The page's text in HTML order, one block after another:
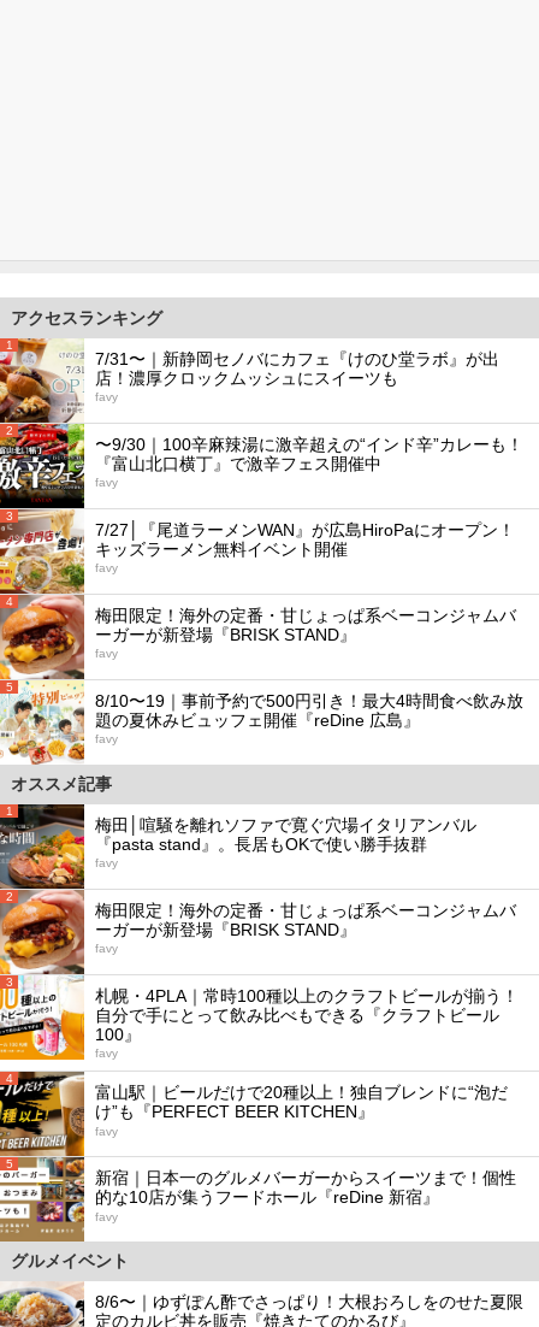
アクセスランキング
1
7/31〜｜新静岡セノバにカフェ『けのひ堂ラボ』が出
店！濃厚クロックムッシュにスイーツも
favy
2
〜9/30｜100辛麻辣湯に激辛超えの“インド辛”カレーも！
『富山北口横丁』で激辛フェス開催中
favy
3
7/27│『尾道ラーメンWAN』が広島HiroPaにオープン！
キッズラーメン無料イベント開催
favy
4
梅田限定！海外の定番・甘じょっぱ系ベーコンジャムバ
ーガーが新登場『BRISK STAND』
favy
5
8/10〜19｜事前予約で500円引き！最大4時間食べ飲み放
題の夏休みビュッフェ開催『reDine 広島』
favy
オススメ記事
1
梅田│喧騒を離れソファで寛ぐ穴場イタリアンバル
『pasta stand』。長居もOKで使い勝手抜群
favy
2
梅田限定！海外の定番・甘じょっぱ系ベーコンジャムバ
ーガーが新登場『BRISK STAND』
favy
3
札幌・4PLA｜常時100種以上のクラフトビールが揃う！
自分で手にとって飲み比べもできる『クラフトビール
100』
favy
4
富山駅｜ビールだけで20種以上！独自ブレンドに“泡だ
け”も『PERFECT BEER KITCHEN』
favy
5
新宿｜日本一のグルメバーガーからスイーツまで！個性
的な10店が集うフードホール『reDine 新宿』
favy
グルメイベント
8/6〜｜ゆずぽん酢でさっぱり！大根おろしをのせた夏限
定のカルビ丼を販売『焼きたてのかるび』